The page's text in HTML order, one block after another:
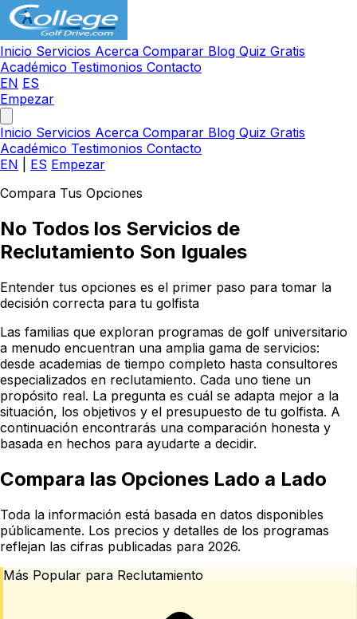
Inicio Servicios Acerca Comparar Blog Quiz Gratis
Académico Testimonios Contacto
EN ES
Empezar
Inicio Servicios Acerca Comparar Blog Quiz Gratis
Académico Testimonios Contacto
EN
ES Empezar
Compara Tus Opciones
No Todos los Servicios de
Reclutamiento Son Iguales
Entender tus opciones es el primer paso para tomar la
decisión correcta para tu golfista
Las familias que exploran programas de golf universitario
a menudo encuentran una amplia gama de servicios:
desde academias de tiempo completo hasta consultores
especializados en reclutamiento. Cada uno tiene un
propósito real. La pregunta es cuál se adapta mejor a la
situación, los objetivos y el presupuesto de tu golfista. A
continuación encontrarás una comparación honesta y
basada en hechos para ayudarte a decidir.
Compara las Opciones Lado a Lado
Toda la información está basada en datos disponibles
públicamente. Los precios y detalles de los programas
reflejan las cifras publicadas para 2026.
Más Popular para Reclutamiento